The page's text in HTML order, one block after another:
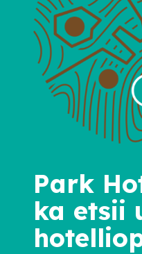
Park
ka etsii